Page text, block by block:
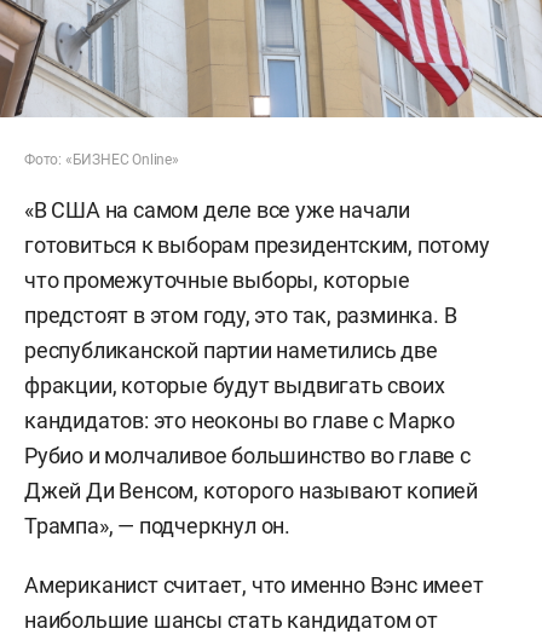
Фото: «БИЗНЕС Online»
«В США на самом деле все уже начали
готовиться к выборам президентским, потому
что промежуточные выборы, которые
предстоят в этом году, это так, разминка. В
республиканской партии наметились две
фракции, которые будут выдвигать своих
кандидатов: это неоконы во главе с Марко
Рубио и молчаливое большинство во главе с
Джей Ди Венсом, которого называют копией
Трампа», — подчеркнул он.
Американист считает, что именно Вэнс имеет
наибольшие шансы стать кандидатом от